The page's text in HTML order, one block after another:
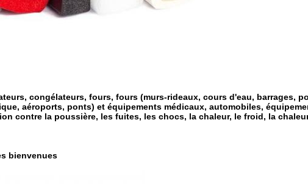
congélateurs, fours, fours (murs-rideaux, cours d'eau, barrages,
aéroports, ponts) et équipements médicaux, automobiles,
contre la poussière, les fuites, les chocs, la chaleur, le froid, la
bienvenues